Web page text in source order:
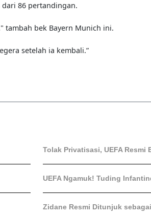
86 pertandingan.
tambah bek Bayern Munich ini.
setelah ia kembali.”
Tolak Privatisasi, UEFA
UEFA Ngamuk! Tuding
Zidane Resmi Ditunjuk